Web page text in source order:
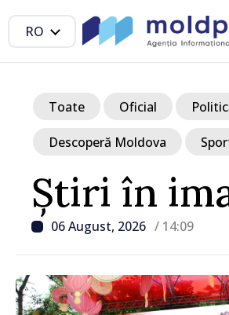
RO
Știri în
06 August, 2026 / 14:09
Toate Oficial
Descoperă Moldova